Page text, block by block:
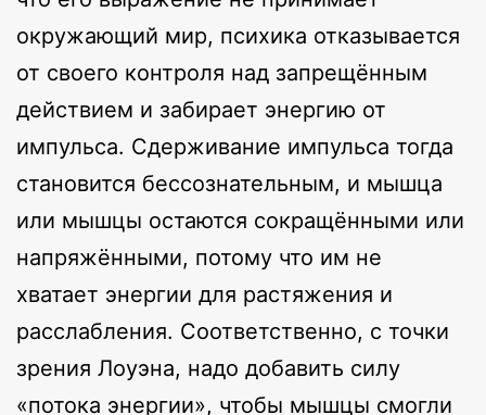
окружающий мир, психика отказывается
от своего контроля над запрещённым
действием и забирает энергию от
импульса. Сдерживание импульса тогда
становится бессознательным, и мышца
или мышцы остаются сокращёнными или
напряжёнными, потому что им не
хватает энергии для растяжения и
расслабления. Соответственно, с точки
зрения Лоуэна, надо добавить силу
«потока энергии», чтобы мышцы смогли